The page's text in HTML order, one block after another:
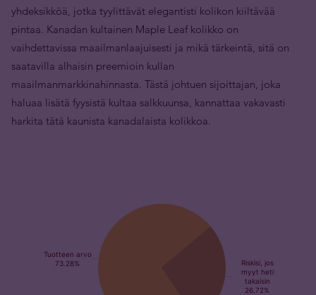
yhdeksikköä, jotka tyylittävät elegantisti kolikon kiiltävää
pintaa. Kanadan kultainen Maple Leaf kolikko on
vaihdettavissa maailmanlaajuisesti ja mikä tärkeintä, sitä on
saatavilla alhaisin preemioin kullan
maailmanmarkkinahinnasta. Tästä johtuen sijoittajan, joka
haluaa lisätä fyysistä kultaa salkkuunsa, kannattaa vakavasti
harkita tätä kaunista kanadalaista kolikkoa.